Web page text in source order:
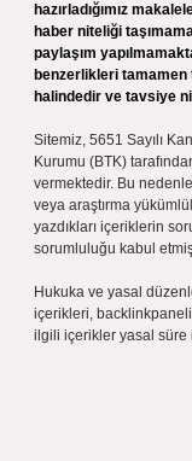
hazırladığımız
haber niteliği
paylaşım
benzerlikleri
halindedir ve tavsiye
Sitemiz, 5651 Sayılı
Kurumu (BTK)
vermektedir. Bu
veya araştırma
yazdıkları içeriklerin
sorumluluğu kabul etmiş
Hukuka ve yasal
içerikleri,
ilgili içerikler yasal süre